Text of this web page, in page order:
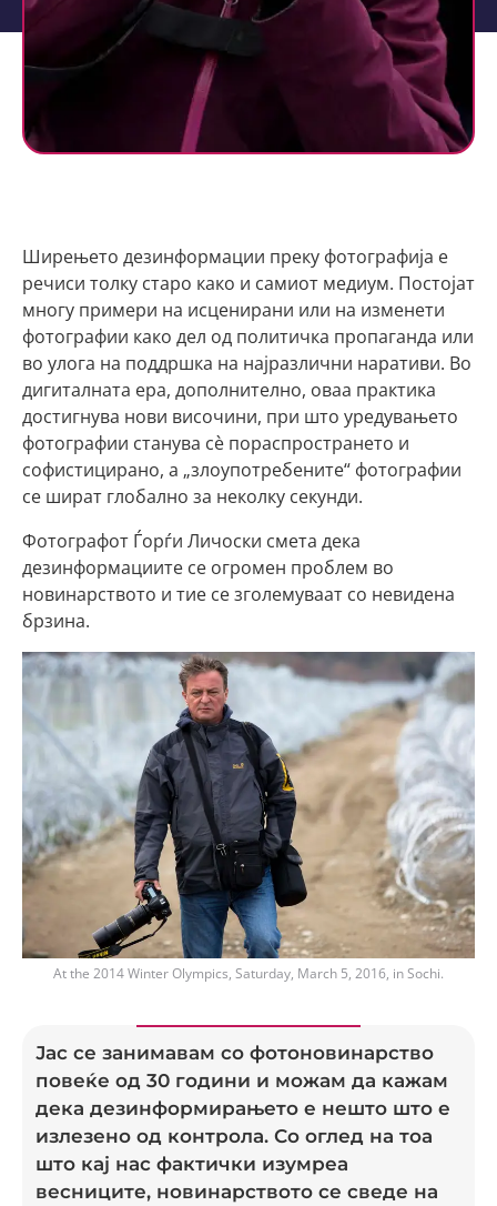
Ширењето дезинформации преку фотографија е
речиси толку старо како и самиот медиум. Постојат
многу примери на исценирани или на изменети
фотографии како дел од политичка пропаганда или
во улога на поддршка на најразлични наративи. Во
дигиталната ера, дополнително, оваа практика
достигнува нови височини, при што уредувањето
фотографии станува сè пораспространето и
софистицирано, а „злоупотребените“ фотографии
се шират глобално за неколку секунди.
Фотографот Ѓорѓи Личоски смета дека
дезинформациите се огромен проблем во
новинарството и тие се зголемуваат со невидена
брзина.
At the 2014 Winter Olympics, Saturday, March 5, 2016, in Sochi.
Јас се занимавам со фотоновинарство
повеќе од 30 години и можам да кажам
дека дезинформирањето е нешто што е
излезено од контрола. Со оглед на тоа
што кај нас фактички изумреа
весниците, новинарството се сведе на